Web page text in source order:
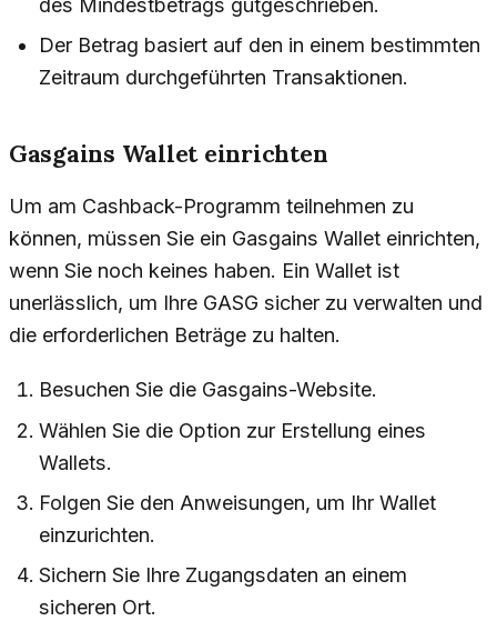
des Mindestbetrags gutgeschrieben.
Der Betrag basiert auf den in einem bestimmten
Zeitraum durchgeführten Transaktionen.
Gasgains Wallet einrichten
Um am Cashback-Programm teilnehmen zu
können, müssen Sie ein Gasgains Wallet einrichten,
wenn Sie noch keines haben. Ein Wallet ist
unerlässlich, um Ihre GASG sicher zu verwalten und
die erforderlichen Beträge zu halten.
Besuchen Sie die Gasgains-Website.
Wählen Sie die Option zur Erstellung eines
Wallets.
Folgen Sie den Anweisungen, um Ihr Wallet
einzurichten.
Sichern Sie Ihre Zugangsdaten an einem
sicheren Ort.